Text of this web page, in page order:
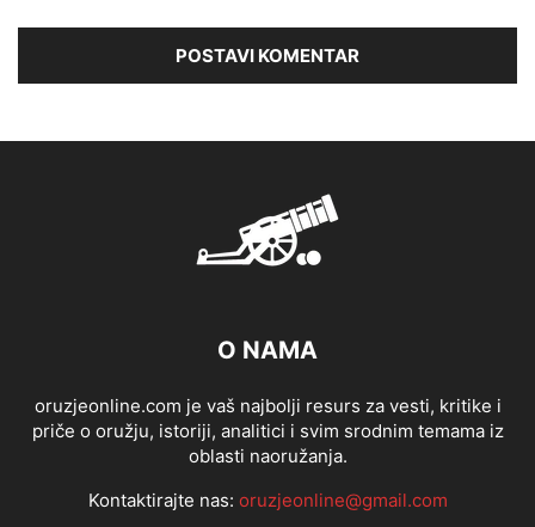
O NAMA
oruzjeonline.com je vaš najbolji resurs za vesti, kritike i
priče o oružju, istoriji, analitici i svim srodnim temama iz
oblasti naoružanja.
Kontaktirajte nas: oruzjeonline@gmail.com